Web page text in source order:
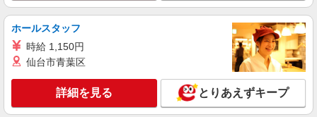
春日井駅▼綺麗なサ高住で生活ケア▼清掃やフ
時給1500円〜2125円 ＜日払い有/週払い有/交
キープ 詳細を見る
ホールスタッフ
時給 1,150円
仙台市青葉区
詳細を見る とりあえずキープ